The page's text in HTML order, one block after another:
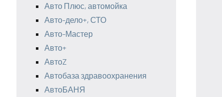
Авто Плюс, автомойка
Авто-дело+, СТО
Авто-Мастер
Авто+
АвтоZ
Автобаза здравоохранения
АвтоБАНЯ